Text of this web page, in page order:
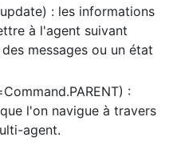
: les informations
à l'agent suivant
messages ou un état
:
l'on navigue à travers
agent.